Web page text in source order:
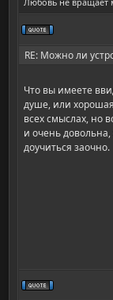
RE: Можно ли
Что вы имеете
душе, или
всех смыслах, но
и очень
доучиться заочно.